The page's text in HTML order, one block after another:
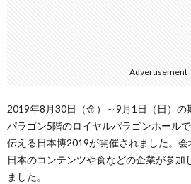
Advertisement
2019年8月30日（金）～9月1日（日）の
パラゴン5階のロイヤルパラゴンホール
伝える日本博2019が開催されました。会
日本のコンテンツや食などの企業が参加
ました。